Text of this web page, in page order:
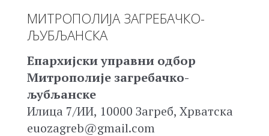
МИТРОПОЛИЈА ЗАГРЕБАЧКО-
ЉУБЉАНСКА
Епархијски управни одбор
Митрополије загребачко-
љубљанске
Илица 7/ИИ, 10000 Загреб, Хрватска
euozagreb@gmail.com